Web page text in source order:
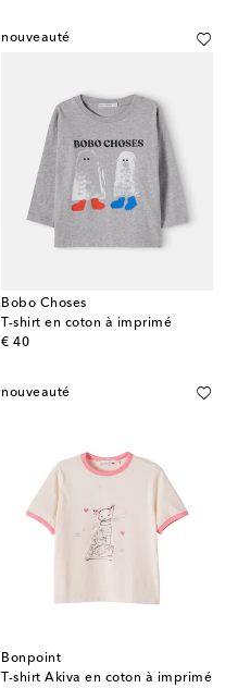
nouveauté
Bobo Choses
T-shirt en coton à imprimé
€ 40
original price
nouveauté
Bonpoint
T-shirt Akiva en coton à imprimé